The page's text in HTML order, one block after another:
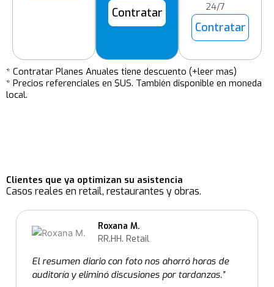
Contratar
24/7
Contratar
* Contratar Planes Anuales tiene descuento (+leer mas)
* Precios referenciales en $US. También disponible en moneda
local.
Clientes que ya optimizan su asistencia
Casos reales en retail, restaurantes y obras.
El resumen diario con foto nos ahorró horas de
auditoría y eliminó discusiones por tardanzas.”
Roxana M.
RR.HH. Retail